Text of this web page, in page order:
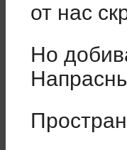
от нас
Но